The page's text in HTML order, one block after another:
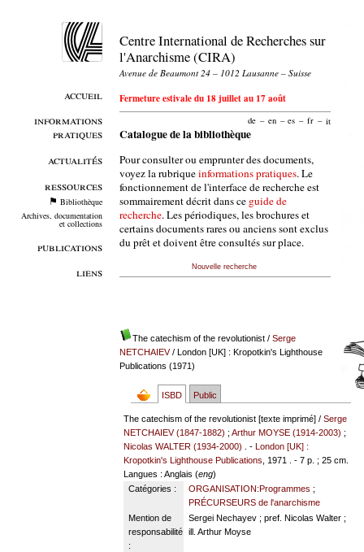
accueil
informations
pratiques
actualités
ressources
Bibliothèque
Archives, documentation
et collections
publications
liens
Centre International de Recherches sur
l'Anarchisme (CIRA)
Avenue de Beaumont 24 – 1012 Lausanne – Suisse
Fermeture estivale du 18 juillet au 17 août
de – en – es – fr – it
Catalogue de la bibliothèque
Pour consulter ou emprunter des documents,
voyez la rubriqueinformations pratiques. Le
fonctionnement de l'interface de recherche est
sommairement décrit dans ce guide de
recherche. Les périodiques, les brochures et
certains documents rares ou anciens sont exclus
du prêt et doivent être consultés sur place.
Nouvelle recherche
The catechism of the revolutionist/ Serge
NETCHAIEV/ London [UK] : Kropotkin's Lighthouse
Publications (1971)
ISBD Public
The catechism of the revolutionist [texte imprimé] /Serge
NETCHAIEV (1847-1882) ;Arthur MOYSE (1914-2003) ;
Nicolas WALTER (1934-2000)
. -London [UK] :
Kropotkin's Lighthouse Publications
, 1971 . - 7 p. ; 25 cm.
Langues : Anglais (eng)
Catégories :
ORGANISATION:Programmes ;
PRÉCURSEURS de l'anarchisme
Mention de
responsabilité
:
Sergei Nechayev ; pref. Nicolas Walter ;
ill. Arthur Moyse